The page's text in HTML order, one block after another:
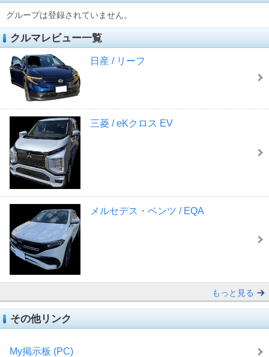
グループは登録されていません。
クルマレビュー一覧
日産 / リーフ
三菱 / eKクロス EV
メルセデス・ベンツ / EQA
もっと見る
その他リンク
My掲示板 (PC)